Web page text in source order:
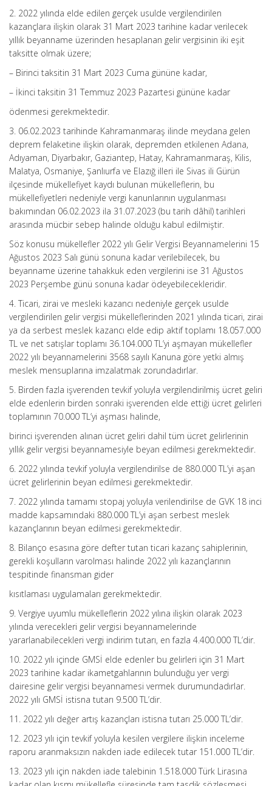
2. 2022 yılında elde edilen gerçek usulde vergilendirilen
kazançlara ilişkin olarak 31 Mart 2023 tarihine kadar verilecek
yıllık beyanname üzerinden hesaplanan gelir vergisinin iki eşit
taksitte olmak üzere;
– Birinci taksitin 31 Mart 2023 Cuma gününe kadar,
– İkinci taksitin 31 Temmuz 2023 Pazartesi gününe kadar
ödenmesi gerekmektedir.
3. 06.02.2023 tarihinde Kahramanmaraş ilinde meydana gelen
deprem felaketine ilişkin olarak, depremden etkilenen Adana,
Adıyaman, Diyarbakır, Gaziantep, Hatay, Kahramanmaraş, Kilis,
Malatya, Osmaniye, Şanlıurfa ve Elazığ illeri ile Sivas ili Gürün
ilçesinde mükellefiyet kaydı bulunan mükelleflerin, bu
mükellefiyetleri nedeniyle vergi kanunlarının uygulanması
bakımından 06.02.2023 ila 31.07.2023 (bu tarih dâhil) tarihleri
arasında mücbir sebep halinde olduğu kabul edilmiştir.
Söz konusu mükellefler 2022 yılı Gelir Vergisi Beyannamelerini 15
Ağustos 2023 Salı günü sonuna kadar verilebilecek, bu
beyanname üzerine tahakkuk eden vergilerini ise 31 Ağustos
2023 Perşembe günü sonuna kadar ödeyebilecekleridir.
4. Ticari, zirai ve mesleki kazancı nedeniyle gerçek usulde
vergilendirilen gelir vergisi mükelleflerinden 2021 yılında ticari, zirai
ya da serbest meslek kazancı elde edip aktif toplamı 18.057.000
TL ve net satışlar toplamı 36.104.000 TL’yi aşmayan mükellefler
2022 yılı beyannamelerini 3568 sayılı Kanuna göre yetki almış
meslek mensuplarına imzalatmak zorundadırlar.
5. Birden fazla işverenden tevkif yoluyla vergilendirilmiş ücret geliri
elde edenlerin birden sonraki işverenden elde ettiği ücret gelirleri
toplamının 70.000 TL’yi aşması halinde,
birinci işverenden alınan ücret geliri dahil tüm ücret gelirlerinin
yıllık gelir vergisi beyannamesiyle beyan edilmesi gerekmektedir.
6. 2022 yılında tevkif yoluyla vergilendirilse de 880.000 TL’yi aşan
ücret gelirlerinin beyan edilmesi gerekmektedir.
7. 2022 yılında tamamı stopaj yoluyla verilendirilse de GVK 18 inci
madde kapsamındaki 880.000 TL’yi aşan serbest meslek
kazançlarının beyan edilmesi gerekmektedir.
8. Bilanço esasına göre defter tutan ticari kazanç sahiplerinin,
gerekli koşulların varolması halinde 2022 yılı kazançlarının
tespitinde finansman gider
kısıtlaması uygulamaları gerekmektedir.
9. Vergiye uyumlu mükelleflerin 2022 yılına ilişkin olarak 2023
yılında verecekleri gelir vergisi beyannamelerinde
yararlanabilecekleri vergi indirim tutarı, en fazla 4.400.000 TL’dir.
10. 2022 yılı içinde GMSİ elde edenler bu gelirleri için 31 Mart
2023 tarihine kadar ikametgahlarının bulunduğu yer vergi
dairesine gelir vergisi beyannamesi vermek durumundadırlar.
2022 yılı GMSİ istisna tutarı 9.500 TL’dir.
11. 2022 yılı değer artış kazançları istisna tutarı 25.000 TL’dir.
12. 2023 yılı için tevkif yoluyla kesilen vergilere ilişkin inceleme
raporu aranmaksızın nakden iade edilecek tutar 151.000 TL’dir.
13. 2023 yılı için nakden iade talebinin 1.518.000 Türk Lirasına